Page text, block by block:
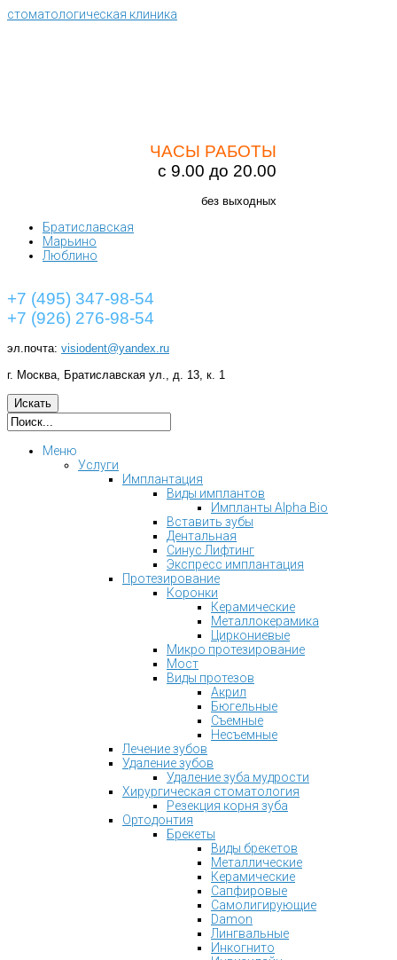
стоматологическая клиника
ЧАСЫ РАБОТЫ
с 9.00 до 20.00
без выходных
Братиславская
Марьино
Люблино
+7 (495) 347-98-54
+7 (926) 276-98-54
эл.почта: visiodent@yandex.ru
г. Москва, Братиславская ул., д. 13, к. 1
Меню
Услуги
Имплантация
Виды имплантов
Импланты Alpha Bio
Вставить зубы
Дентальная
Синус Лифтинг
Экспресс имплантация
Протезирование
Коронки
Керамические
Металлокерамика
Циркониевые
Микро протезирование
Мост
Виды протезов
Акрил
Бюгельные
Съемные
Несъемные
Лечение зубов
Удаление зубов
Удаление зуба мудрости
Хирургическая стоматология
Резекция корня зуба
Ортодонтия
Брекеты
Виды брекетов
Металлические
Керамические
Сапфировые
Самолигирующие
Damon
Лингвальные
Инкогнито